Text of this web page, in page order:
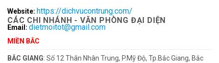
Website: https://dichvucontrung.com/
Email: dietmoitot@gmail.com
CÁC CHI NHÁNH - VĂN PHÒNG ĐẠI DIỆN
MIỀN BẮC
BẮC GIANG: Số 12 Thân Nhân Trung, P.Mỹ Độ, Tp.Bắc Giang, Bắc